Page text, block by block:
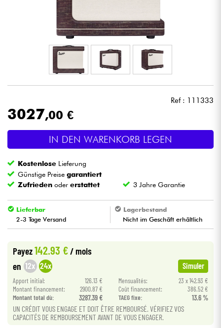
Kopfhörer
Mikros
Licht
Blasinstrumente
Violinen & Quartett
Kabel & Zubehöre
HiFi
Bundle
Ref : 111333
3027,00 €
IN DEN WARENKORB LEGEN
Kostenlose Lieferung
Günstige Preisegarantiert
Zufrieden odererstattet 3 Jahre Garantie
Lieferbar
2-3 Tage Versand
Lagerbestand
Nicht im Geschäft erhältlich
Payez142.93 €/ mois
en 12x 24x Simuler
Apport initial: 126.13 € Mensualités:
23 x 142.93 €
Montant financement:
2900.87 € Coût financement:
386.52 €
Montant total dù:
3287.39 € TAEG fixe: 13.6 %
UN CRÉDIT VOUS ENGAGE ET DOIT ÊTRE REMBOURSÉ. VÉRIFIEZ VOS
CAPACITÉS DE REMBOURSEMENT AVANT DE VOUS ENGAGER.